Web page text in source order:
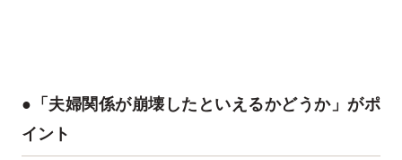
●「夫婦関係が崩壊したといえるかどうか」がポ
イント